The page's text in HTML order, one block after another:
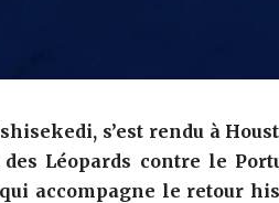
s’est rendu à
Léopards contre le
accompagne le retour